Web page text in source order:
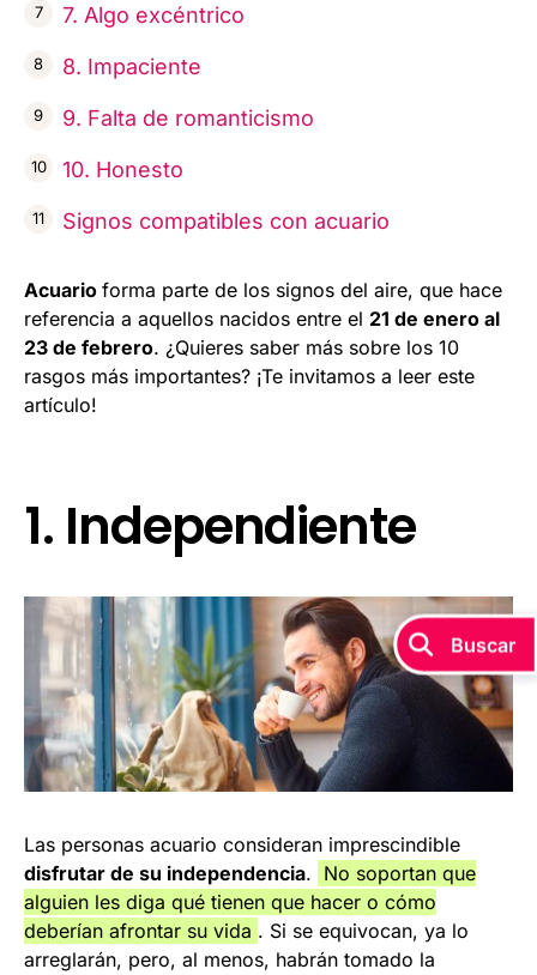
7. Algo excéntrico
8. Impaciente
9. Falta de romanticismo
10. Honesto
Signos compatibles con acuario
Acuario forma parte de los signos del aire, que hace
referencia a aquellos nacidos entre el 21 de enero al
23 de febrero. ¿Quieres saber más sobre los 10
rasgos más importantes? ¡Te invitamos a leer este
artículo!
1. Independiente
Las personas acuario consideran imprescindible
disfrutar de su independencia. No soportan que
alguien les diga qué tienen que hacer o cómo
deberían afrontar su vida . Si se equivocan, ya lo
arreglarán, pero, al menos, habrán tomado la